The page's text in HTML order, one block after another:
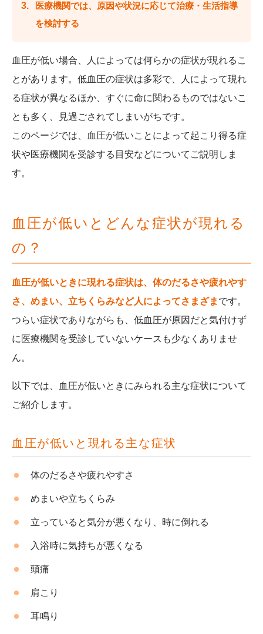
医療機関では、原因や状況に応じて治療・生活指導
を検討する
血圧が低い場合、人によっては何らかの症状が現れるこ
とがあります。低血圧の症状は多彩で、人によって現れ
る症状が異なるほか、すぐに命に関わるものではないこ
とも多く、見過ごされてしまいがちです。
このページでは、血圧が低いことによって起こり得る症
状や医療機関を受診する目安などについてご説明しま
す。
血圧が低いとどんな症状が現れる
の？
血圧が低いときに現れる症状は、体のだるさや疲れやす
さ、めまい、立ちくらみなど人によってさまざま です。
つらい症状でありながらも、低血圧が原因だと気付けず
に医療機関を受診していないケースも少なくありませ
ん。
以下では、血圧が低いときにみられる主な症状について
ご紹介します。
血圧が低いと現れる主な症状
体のだるさや疲れやすさ
めまいや立ちくらみ
立っていると気分が悪くなり、時に倒れる
入浴時に気持ちが悪くなる
頭痛
肩こり
耳鳴り